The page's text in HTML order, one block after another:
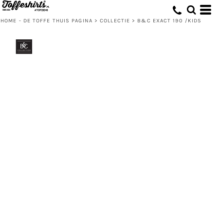
HOME - DE TOFFE THUIS PAGINA > COLLECTIE > B&C EXACT 190 /KIDS